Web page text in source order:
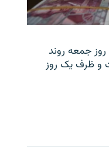
روز جمعه روند
و ظرف یک روز